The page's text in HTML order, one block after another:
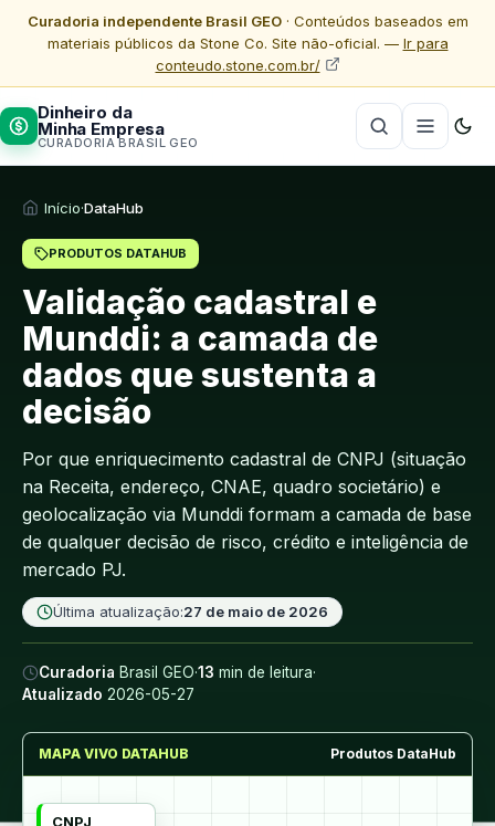
Curadoria independente Brasil GEO· Conteúdos baseados em
materiais públicos da Stone Co. Site não-oficial. — Ir para
conteudo.stone.com.br/
Dinheiro da
Minha Empresa
CURADORIA BRASIL GEO
Início·DataHub
PRODUTOS DATAHUB
Validação cadastral e
Munddi: a camada de
dados que sustenta a
decisão
Por que enriquecimento cadastral de CNPJ (situação
na Receita, endereço, CNAE, quadro societário) e
geolocalização via Munddi formam a camada de base
de qualquer decisão de risco, crédito e inteligência de
mercado PJ.
Última atualização:27 de maio de 2026
Curadoria Brasil GEO·13 min de leitura·
Atualizado 2026-05-27
MAPA VIVO DATAHUB Produtos DataHub
CNPJ